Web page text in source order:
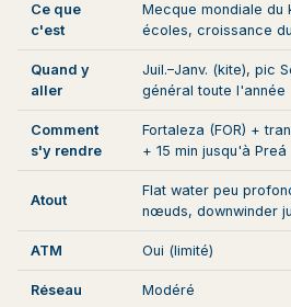
Ce que
c'est
Mecque mondiale
écoles, croissance
Quand y
aller
Juil.–Janv. (kite), pic
général toute l'année
Comment
s'y rendre
Fortaleza (FOR) +
+ 15 min jusqu'à Preá
Atout
Flat water peu
nœuds, downwinder
ATM Oui (limité)
Réseau Modéré